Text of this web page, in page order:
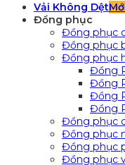
Vải Không Dệt
Đồng phục
Đồng phục
Đồng phục
Đồng phục
Đồng
Đồng
Đồng
Đồng
Đồng phục
Đồng phục
Đồng phục
Đồng phục